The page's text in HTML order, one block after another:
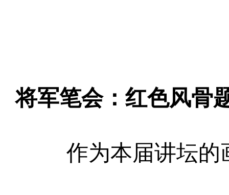
将军笔会：红色风骨
作为本届讲坛的